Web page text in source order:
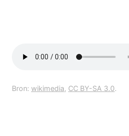
Bron: wikimedia, CC BY-SA 3.0.